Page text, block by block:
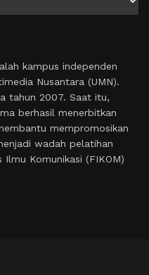
kampus independen
Nusantara (UMN).
tahun 2007. Saat itu,
berhasil menerbitkan
mempromosikan
wadah pelatihan
Komunikasi (FIKOM)